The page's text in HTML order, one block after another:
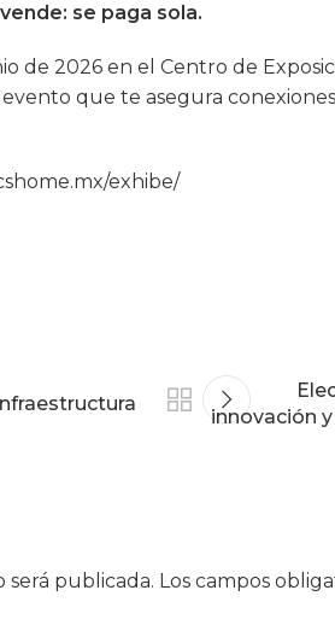
se paga sola.
de 2026 en el Centro de
que te asegura
exhibe/
innovación
publicada. Los campos